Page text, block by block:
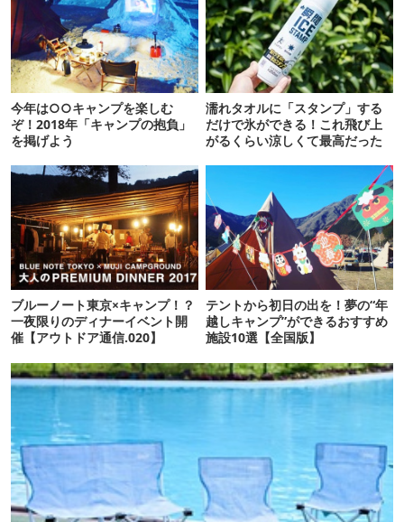
今年は○○キャンプを楽しむ
ぞ！2018年「キャンプの抱負」
を掲げよう
濡れタオルに「スタンプ」する
だけで氷ができる！これ飛び上
がるくらい涼しくて最高だった
ブルーノート東京×キャンプ！？
一夜限りのディナーイベント開
催【アウトドア通信.020】
テントから初日の出を！夢の“年
越しキャンプ”ができるおすすめ
施設10選【全国版】